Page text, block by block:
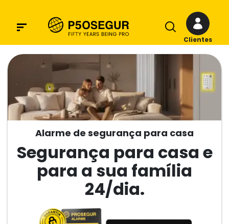
Clientes
Alarme de segurança para casa
Segurança para casa e
para a sua família
24/dia.